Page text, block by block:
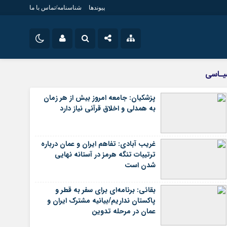
پیوندها شناسنامه/تماس با ما
سروش
آپارات
اپلیکیشن
مرا به خاطر بسپار
اقتصاد
سیاسی
پزشکیان: جامعه امروز بیش از هر زمان
به همدلی و اخلاق قرآنی نیاز دارد
غریب آبادی: تفاهم ایران و عمان درباره
ترتیبات تنگه هرمز در آستانه نهایی
شدن است
بقائی: برنامه‌ای برای سفر به قطر و
پاکستان نداریم/بیانیه مشترک ایران و
عمان در مرحله تدوین